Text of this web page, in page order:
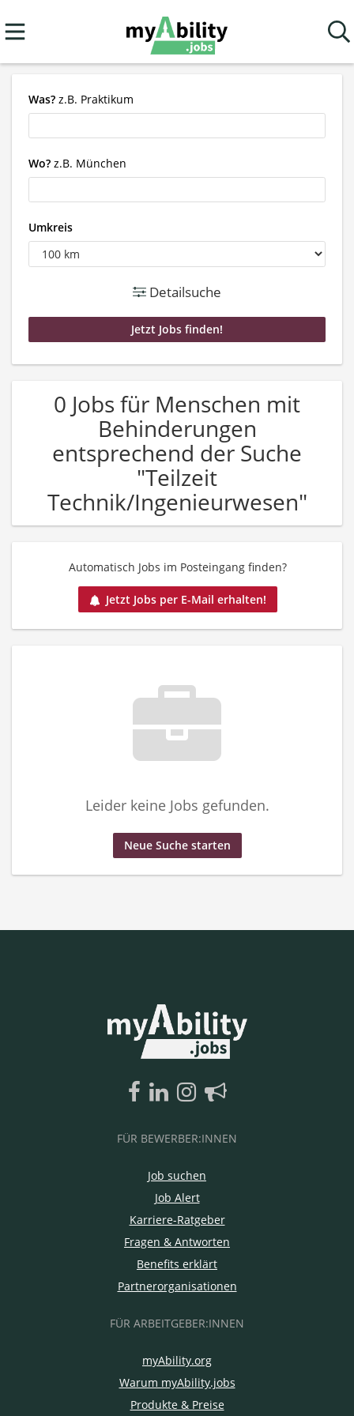
Was? z.B. Praktikum
Wo? z.B. München
Umkreis
Detailsuche
0 Jobs für Menschen mit
Behinderungen
entsprechend der Suche
"Teilzeit
Technik/Ingenieurwesen"
Automatisch Jobs im Posteingang finden?
Jetzt Jobs per E-Mail erhalten!
Leider keine Jobs gefunden.
Neue Suche starten
FÜR BEWERBER:INNEN
Job suchen
Job Alert
Karriere-Ratgeber
Fragen & Antworten
Benefits erklärt
Partnerorganisationen
FÜR ARBEITGEBER:INNEN
myAbility.org
Warum myAbility.jobs
Produkte & Preise